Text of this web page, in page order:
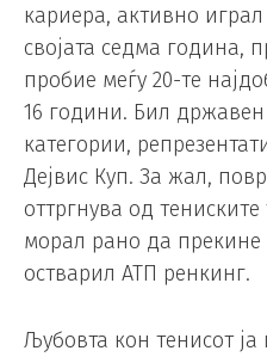
кариера, активно
својата седма година,
пробие меѓу 20-те
16 години. Бил
категории,
Дејвис Куп. За жал,
оттргнува од
морал рано да прекине
остварил АТП ренкинг.
Љубовта кон тенисот